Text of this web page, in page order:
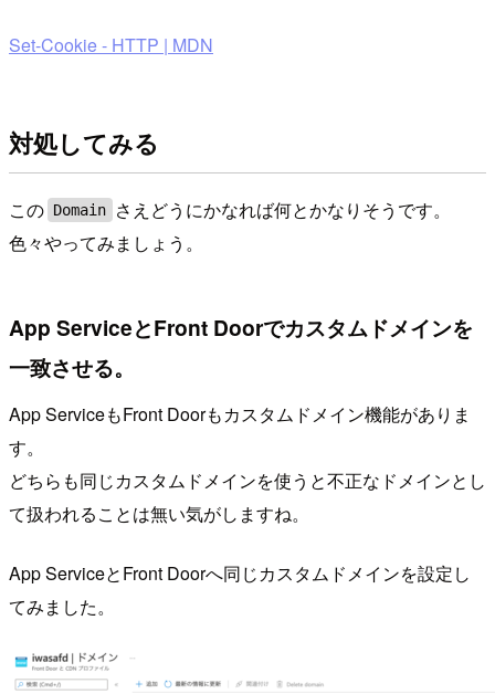
Set-Cookie - HTTP | MDN
対処してみる
この Domain
さえどうにかなれば何とかなりそうです。
色々やってみましょう。
App ServiceとFront Doorでカスタムドメインを
一致させる。
App ServiceもFront Doorもカスタムドメイン機能がありま
す。
どちらも同じカスタムドメインを使うと不正なドメインとし
て扱われることは無い気がしますね。
App ServiceとFront Doorへ同じカスタムドメインを設定し
てみました。